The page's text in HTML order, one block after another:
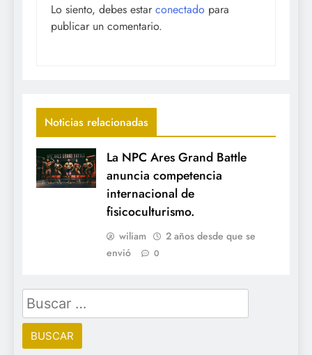
Lo siento, debes estar conectado para
publicar un comentario.
Noticias relacionadas
La NPC Ares Grand Battle
anuncia competencia
internacional de
fisicoculturismo.
wiliam
2 años desde que se
envió
0
Buscar: